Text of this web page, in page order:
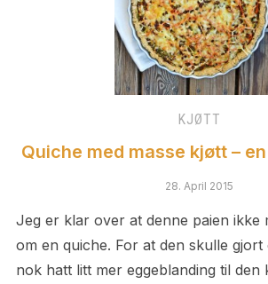
KJØTT
Quiche med masse kjøtt –
28. April 2015
Jeg er klar over at denne paien ikke
om en quiche. For at den skulle gjort
nok hatt litt mer eggeblanding til den